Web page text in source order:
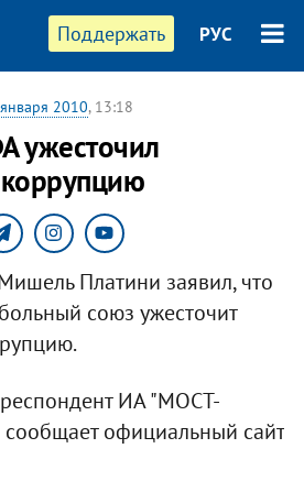
Поддержать РУС
2010, 13:18
ужесточил
коррупцию
Платини заявил, что
союз ужесточит
ИА "МОСТ-
сообщает официальный сайт